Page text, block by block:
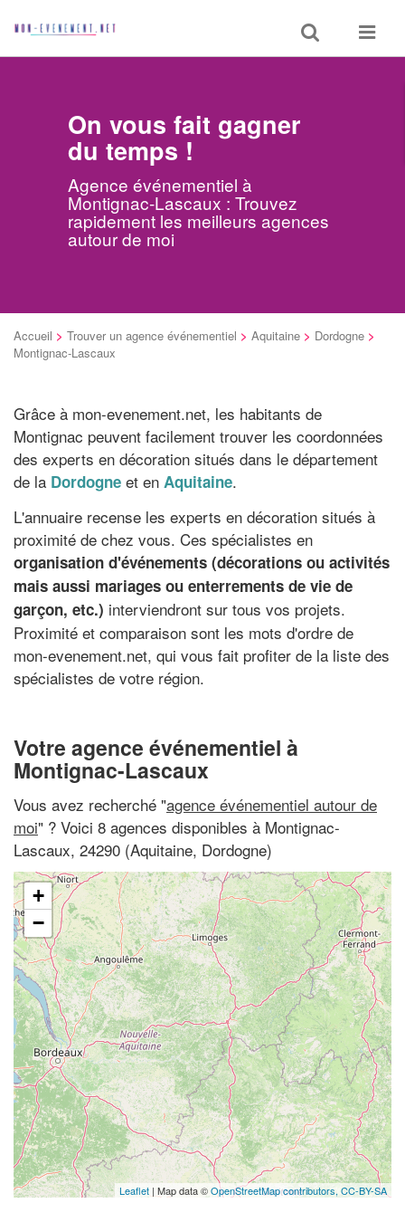
Toggle
search
Toggle
On vous fait gagner
du temps !
Agence événementiel à
Montignac-Lascaux : Trouvez
rapidement les meilleurs agences
autour de moi
Accueil > Trouver un agence événementiel > Aquitaine > Dordogne >
Montignac-Lascaux
Grâce à mon-evenement.net, les habitants de
Montignac peuvent facilement trouver les coordonnées
des experts en décoration situés dans le département
de la Dordogne et en Aquitaine.
L'annuaire recense les experts en décoration situés à
proximité de chez vous. Ces spécialistes en
organisation d'événements (décorations ou activités
mais aussi mariages ou enterrements de vie de
garçon, etc.) interviendront sur tous vos projets.
Proximité et comparaison sont les mots d'ordre de
mon-evenement.net, qui vous fait profiter de la liste des
spécialistes de votre région.
Votre agence événementiel à
Montignac-Lascaux
Vous avez recherché "agence événementiel autour de
moi" ? Voici 8 agences disponibles à Montignac-
Lascaux, 24290 (Aquitaine, Dordogne)
+
−
Leaflet | Map data ©OpenStreetMap contributors, CC-BY-SA